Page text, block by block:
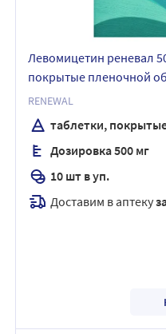
Левомицетин реневал
покрытые пленочной
RENEWAL
таблетки,
Дозировка 500 мг
10 шт в уп.
Доставим в аптеку